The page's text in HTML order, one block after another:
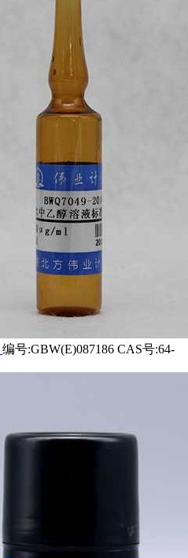
编号:GBW(E)087186 CAS号:64-